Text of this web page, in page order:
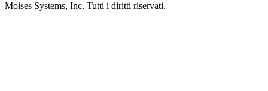
Moises Systems, Inc. Tutti i diritti riservati.